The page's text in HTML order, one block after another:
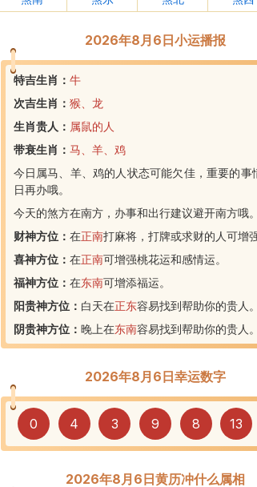
2026年8月6日小运播报
特吉生肖： 牛
次吉生肖： 猴、龙
生肖贵人： 属鼠的人
带衰生肖： 马、羊、鸡
今日属马、羊、鸡的人状态可能欠佳，重要的事
日再办哦。
今天的煞方在南方，办事和出行建议避开南方哦。
财神方位： 在正南打麻将，打牌或求财的人可增
喜神方位： 在正南可增强桃花运和感情运。
福神方位： 在东南可增添福运。
阳贵神方位： 白天在正东容易找到帮助你的贵人。
阴贵神方位： 晚上在东南容易找到帮助你的贵人。
2026年8月6日幸运数字
0 4 3 9 8 13
2026年8月6日黄历冲什么属相